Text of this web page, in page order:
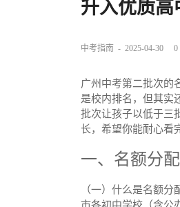
升入优质
中考指南 - 2025-04-30 0
广州中考第二批次的
是校内排名，但其实
批次让孩子以低于三
长，希望你能耐心看
一、名额分
（一）什么是名额
市各初中学校（含公